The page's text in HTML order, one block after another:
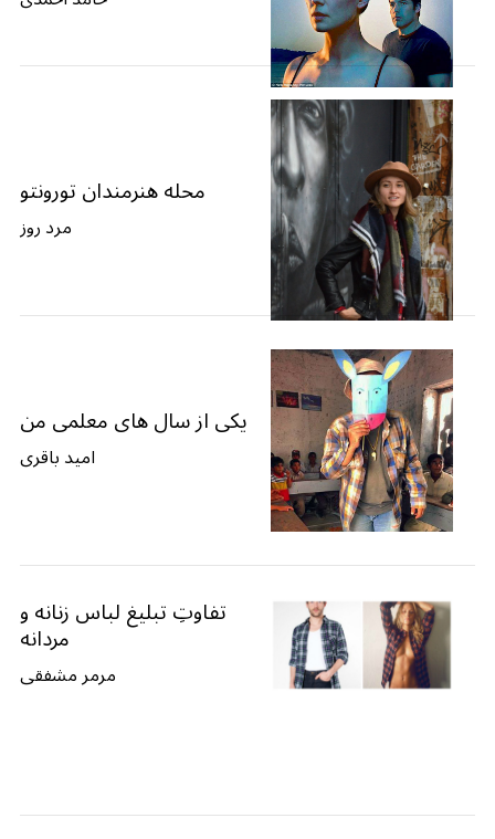
محله هنرمندان تورونتو
مرد روز
یکی از سال های معلمی من
امید باقری
تفاوتِ تبلیغ لباس زنانه و
مردانه
مرمر مشفقی